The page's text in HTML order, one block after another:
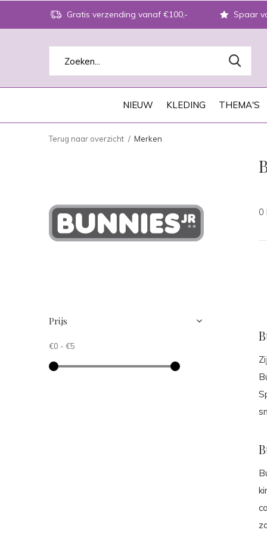
NIEUW KLEDING THEMA'S
Gratis verzending vanaf €100,- Spaar
Terug naar overzicht Merken
0
Prijs
€0 - €5